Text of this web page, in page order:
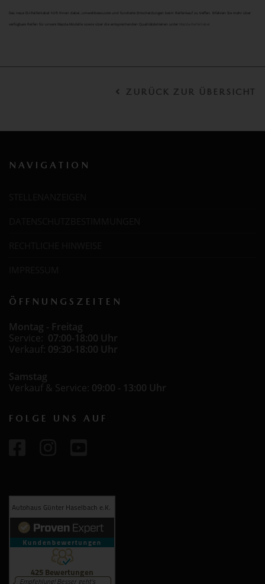
Das neue EU-Reifenlabel hilft Ihnen dabei, umweltbewusste und fundierte Entscheidungen beim Reifenkauf zu treffen. Erfahren Sie mehr über
verfügbare Reifen für unsere Mazda-Modelle sowie über die entsprechenden Qualitätskriterien unter
ZURÜCK ZUR ÜBERSICHT
NAVIGATION
ÖFFNUNGSZEITEN
Montag - Freitag
Service: 07:00-18:00 Uhr
Verkauf: 09:30-18:00 Uhr
Samstag
Verkauf & Service: 09:00 - 13:00 Uhr
FOLGE UNS AUF